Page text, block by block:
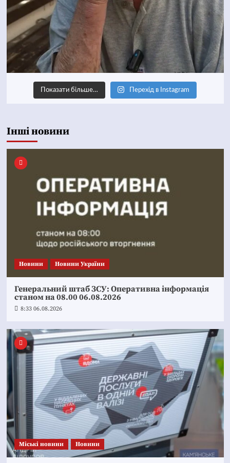
Показати більше… Перехід в Instagram
Інші новини
Новини Новини України
Генеральний штаб ЗСУ: Оперативна інформація
станом на 08.00 06.08.2026
8:33 06.08.2026
Mіські новини Новини